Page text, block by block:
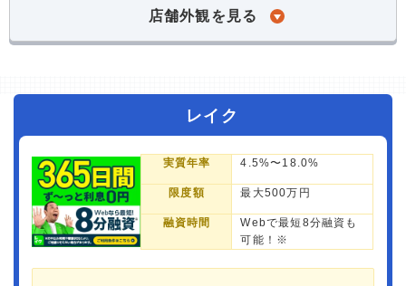
店舗外観を見る
レイク
実質年率 4.5%〜18.0%
限度額 最大500万円
融資時間
Webで最短8分融資も
可能！※